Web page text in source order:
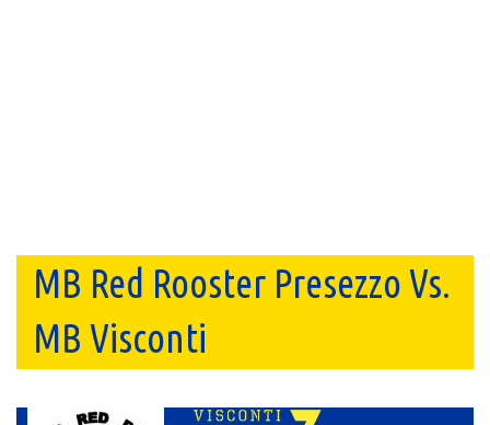
MB Red Rooster Presezzo Vs.
MB Visconti